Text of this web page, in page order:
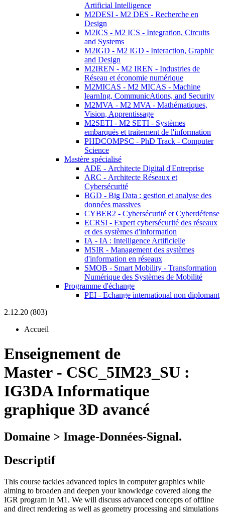
Artificial Intelligence
M2DESI - M2 DES - Recherche en
Design
M2ICS - M2 ICS - Integration, Circuits
and Systems
M2IGD - M2 IGD - Interaction, Graphic
and Design
M2IREN - M2 IREN - Industries de
Réseau et économie numérique
M2MICAS - M2 MICAS - Machine
learnIng, CommunicAtions, and Security
M2MVA - M2 MVA - Mathématiques,
Vision, Apprentissage
M2SETI - M2 SETI - Systèmes
embarqués et traitement de l'information
PHDCOMPSC - PhD Track - Computer
Science
Mastère spécialisé
ADE - Architecte Digital d'Entreprise
ARC - Architecte Réseaux et
Cybersécurité
BGD - Big Data : gestion et analyse des
données massives
CYBER2 - Cybersécurité et Cyberdéfense
ECRSI - Expert cybersécurité des réseaux
et des systèmes d'information
IA - IA : Intelligence Artificielle
MSIR - Management des systèmes
d'information en réseaux
SMOB - Smart Mobility - Transformation
Numérique des Systèmes de Mobilité
Programme d'échange
PEI - Echange international non diplomant
2.12.20 (803)
Accueil
Enseignement de
Master - CSC_5IM23_SU :
IG3DA Informatique
graphique 3D avancé
Domaine > Image-Données-Signal.
Descriptif
This course tackles advanced topics in computer graphics while
aiming to broaden and deepen your knowledge covered along the
IGR program in M1. We will discuss advanced concepts of offline
and direct rendering as well as geometry processing and simulations